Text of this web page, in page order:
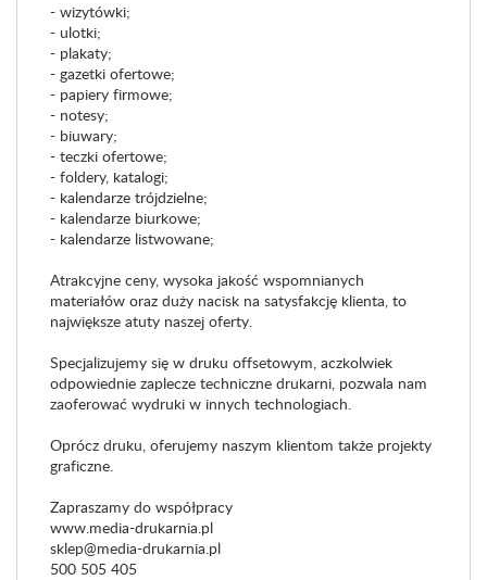
- wizytówki;
- ulotki;
- plakaty;
- gazetki ofertowe;
- papiery firmowe;
- notesy;
- biuwary;
- teczki ofertowe;
- foldery, katalogi;
- kalendarze trójdzielne;
- kalendarze biurkowe;
- kalendarze listwowane;
Atrakcyjne ceny, wysoka jakość wspomnianych
materiałów oraz duży nacisk na satysfakcję klienta, to
największe atuty naszej oferty.
Specjalizujemy się w druku offsetowym, aczkolwiek
odpowiednie zaplecze techniczne drukarni, pozwala nam
zaoferować wydruki w innych technologiach.
Oprócz druku, oferujemy naszym klientom także projekty
graficzne.
Zapraszamy do współpracy
www.media-drukarnia.pl
sklep@media-drukarnia.pl
500 505 405